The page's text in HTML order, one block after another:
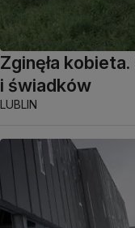
Zginęła
i świadków
LUBLIN